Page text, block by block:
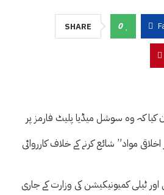
SHARE 0
کہ وہ سوشل میڈیا پلیٹ فارمز پر
مواد” شائع کرنے کے خلاف کارروائی
ٹیلی کمیونیکیشن کی وزارت کے جاری